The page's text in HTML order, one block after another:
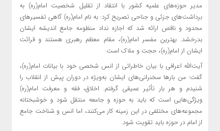
مدیر حوزه‌های علمیه کشور با انتقاد از تقلیل شخصیت امام(ره) به
برداشت‌های جزئی و جناحی تصریح کرد: به نام امام(ره) گاهی تفسیرهای
محدود و ناقص ارائه شد که اجازه نداد منظومه جامع اندیشه ایشان
بدرخشد. بهترین مفسر امام(ره)، مقام معظم رهبری هستند و قرائت
ایشان از امام(ره)، حجت و ملاک است.
آیت‌الله اعرافی با بیان خاطراتی از انس شخصی خود با بیانات امام(ره)،
گفت: من بارها سخنرانی‌های ایشان به‌ویژه در دوران پیش از انقلاب را
شنیدم و هر بار تأثیر عمیقی گرفتم. اخلاق، فقه و معرفت امام(ره)
ویژگی‌هایی است که باید به حوزه و جامعه منتقل شود و خوشبختانه
مجموعه‌های مختلفی در این زمینه کار می‌کنند، اما انس و شناخت جامع
از امام در حوزه باید تقویت شود.